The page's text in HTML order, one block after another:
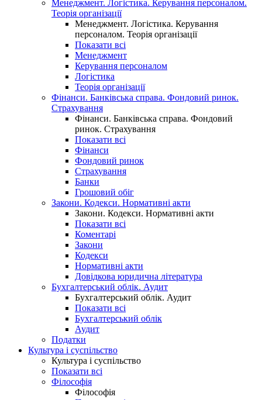
Менеджмент. Логістика. Керування персоналом.
Теорія організації
Менеджмент. Логістика. Керування
персоналом. Теорія організації
Показати всі
Менеджмент
Керування персоналом
Логістика
Теорія організації
Фінанси. Банківська справа. Фондовий ринок.
Страхування
Фінанси. Банківська справа. Фондовий
ринок. Страхування
Показати всі
Фінанси
Фондовий ринок
Страхування
Банки
Грошовий обіг
Закони. Кодекси. Нормативні акти
Закони. Кодекси. Нормативні акти
Показати всі
Коментарі
Закони
Кодекси
Нормативні акти
Довідкова юридична література
Бухгалтерський облік. Аудит
Бухгалтерський облік. Аудит
Показати всі
Бухгалтерський облік
Аудит
Податки
Культура і суспільство
Культура і суспільство
Показати всі
Філософія
Філософія